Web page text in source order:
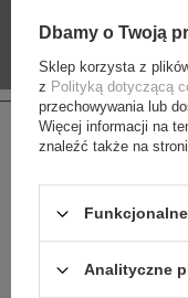
deszczu, za to
zapowiadano
Palacios
poziomem
w odniesieniu
Czy
Dbamy o Twoją
Sklep korzysta z
z Polityką dotyczącą
przechowywania lub
Więcej informacji na
znaleźć także na
Analityczne